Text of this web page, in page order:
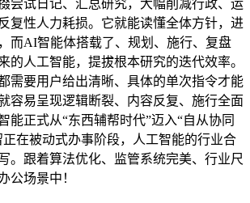
尝试日记、汇总研究，大幅削减行政、运
复性人力耗损。它就能读懂全体方针，进
而AI智能体搭载了、规划、施行、复盘
的人工智能，提拔根本研究的迭代效率。
需要用户给出清晰、具体的单次指令才能
容易呈现逻辑断裂、内容反复、施行全面
能正式从“东西辅帮时代”迈入“自从协同
在被动式办事阶段，人工智能的行业合
。跟着算法优化、监管系统完美、行业尺
公场景中！